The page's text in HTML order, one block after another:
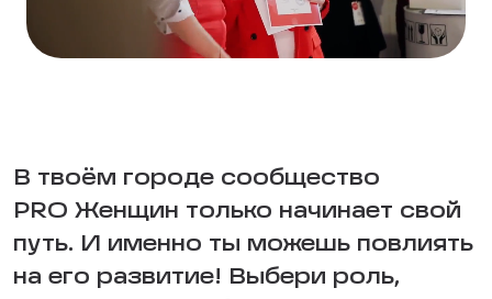
В твоём городе сообщество
PRO Женщин только начинает свой
путь. И именно ты можешь повлиять
на его развитие! Выбери роль,